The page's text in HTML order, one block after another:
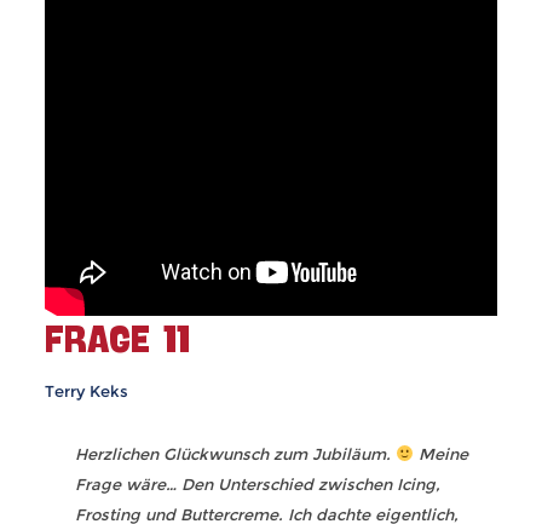
FRAGE 11
Terry Keks
Herzlichen Glückwunsch zum Jubiläum.
Meine
Frage wäre… Den Unterschied zwischen Icing,
Frosting und Buttercreme. Ich dachte eigentlich,